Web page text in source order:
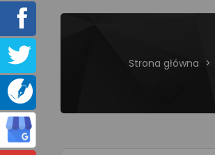
Strona główna